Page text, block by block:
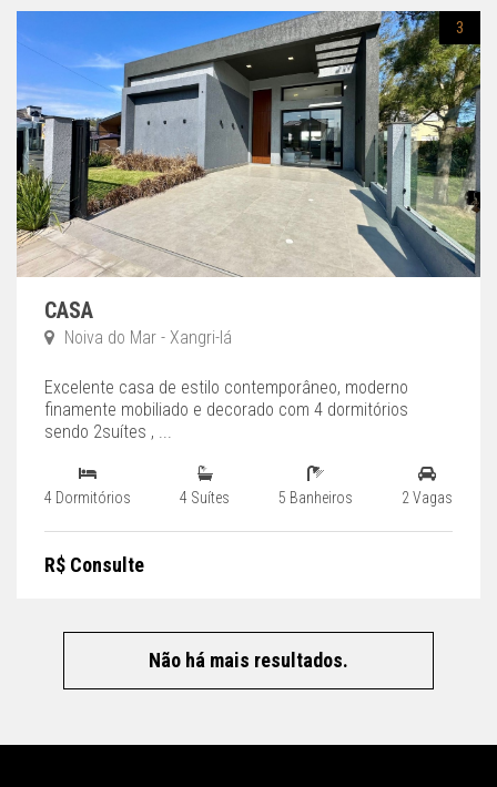
3
CASA
Noiva do Mar - Xangri-lá
Excelente casa de estilo contemporâneo, moderno
finamente mobiliado e decorado com 4 dormitórios
sendo 2suítes , ...
4 Dormitórios 4 Suítes 5 Banheiros 2 Vagas
R$ Consulte
Não há mais resultados.